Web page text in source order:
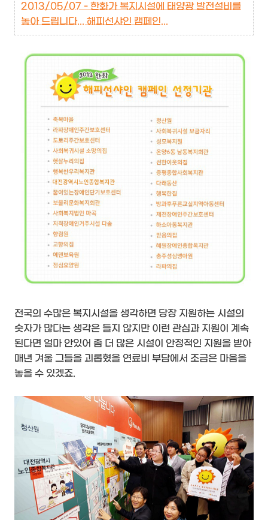
2013/05/07 - 한화가 복지시설에 태양광 발전설비를
놓아 드립니다... 해피선샤인 캠페인...
전국의 수많은 복지시설을 생각하면 당장 지원하는 시설의
숫자가 많다는 생각은 들지 않지만 이런 관심과 지원이 계속
된다면 얼마 안있어 좀 더 많은 시설이 안정적인 지원을 받아
매년 겨울 그들을 괴롭혔을 연료비 부담에서 조금은 마음을
놓을 수 있겠죠.